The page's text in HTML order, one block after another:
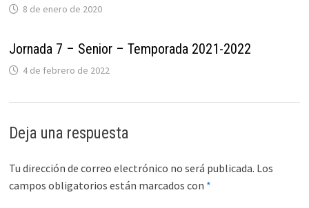
8 de enero de 2020
Jornada 7 – Senior – Temporada 2021-2022
4 de febrero de 2022
Deja una respuesta
Tu dirección de correo electrónico no será publicada. Los
campos obligatorios están marcados con *